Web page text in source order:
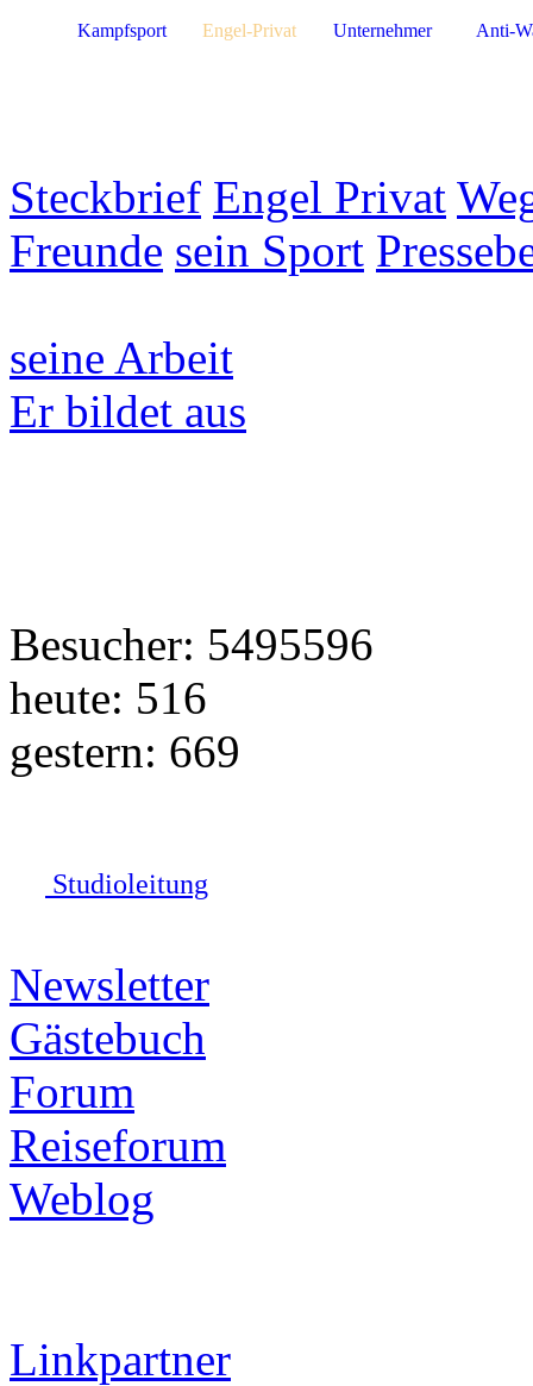
Steckbrief Engel Privat
Freunde sein Sport
seine Arbeit
Er bildet aus
Besucher: 5495596
heute: 516
gestern: 669
Studioleitung
Newsletter
Gästebuch
Forum
Reiseforum
Weblog
Linkpartner
Kampfsport Engel-Privat Unternehmer Anti-